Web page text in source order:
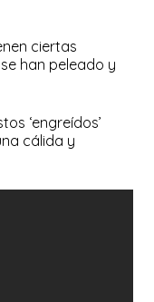
ciertas
han peleado y
‘engreídos’
cálida y